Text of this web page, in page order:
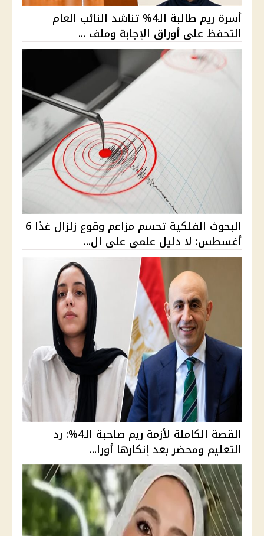
أسرة ريم طالبة الـ4% تناشد النائب العام
التحفظ على أوراق الإجابة وملف ...
البحوث الفلكية تحسم مزاعم وقوع زلزال غدًا 6
أغسطس: لا دليل علمي على ال...
القصة الكاملة لأزمة ريم صاحبة الـ4%: رد
التعليم ومحضر بعد إنكارها أورا...